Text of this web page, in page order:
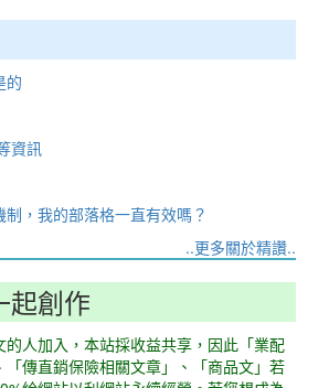
的
資訊
，我的部落格一直有效嗎？
..更多關於精讚..
起創作
人加入，本站採收益共享，因此「業配
傳直銷保險相關文章」、「商品文」若